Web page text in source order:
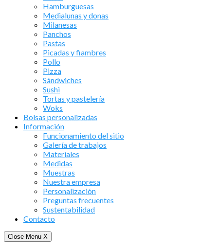
Hamburguesas
Medialunas y donas
Milanesas
Panchos
Pastas
Picadas y fiambres
Pollo
Pizza
Sándwiches
Sushi
Tortas y pastelería
Woks
Bolsas personalizadas
Información
Funcionamiento del sitio
Galería de trabajos
Materiales
Medidas
Muestras
Nuestra empresa
Personalización
Preguntas frecuentes
Sustentabilidad
Contacto
Close Menu X